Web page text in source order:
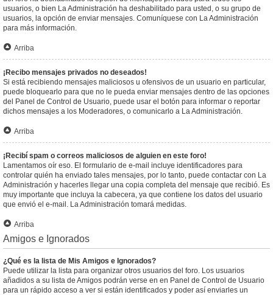
usuarios, o bien La Administración ha deshabilitado para usted, o su grupo de
usuarios, la opción de enviar mensajes. Comuníquese con La Administración
para más información.
Arriba
¡Recibo mensajes privados no deseados!
Si está recibiendo mensajes maliciosos u ofensivos de un usuario en particular,
puede bloquearlo para que no le pueda enviar mensajes dentro de las opciones
del Panel de Control de Usuario, puede usar el botón para informar o reportar
dichos mensajes a los Moderadores, o comunicarlo a La Administración.
Arriba
¡Recibí spam o correos maliciosos de alguien en este foro!
Lamentamos oír eso. El formulario de e-mail incluye identificadores para
controlar quién ha enviado tales mensajes, por lo tanto, puede contactar con La
Administración y hacerles llegar una copia completa del mensaje que recibió. Es
muy importante que incluya la cabecera, ya que contiene los datos del usuario
que envió el e-mail. La Administración tomará medidas.
Arriba
Amigos e Ignorados
¿Qué es la lista de Mis Amigos e Ignorados?
Puede utilizar la lista para organizar otros usuarios del foro. Los usuarios
añadidos a su lista de Amigos podrán verse en en Panel de Control de Usuario
para un rápido acceso a ver si están identificados y poder así enviarles un